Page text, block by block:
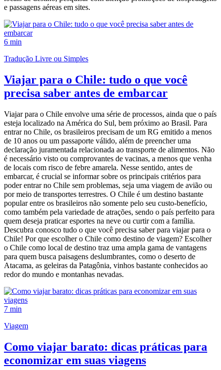
e passagens aéreas em sites.
6 min
Tradução Livre ou Simples
Viajar para o Chile: tudo o que você
precisa saber antes de embarcar
Viajar para o Chile envolve uma série de processos, ainda que o país
esteja localizado na América do Sul, bem próximo ao Brasil. Para
entrar no Chile, os brasileiros precisam de um RG emitido a menos
de 10 anos ou um passaporte válido, além de preencher uma
declaração juramentada relacionada ao transporte de alimentos. Não
é necessário visto ou comprovantes de vacinas, a menos que venha
de locais com risco de febre amarela. Nesse sentido, antes de
embarcar, é crucial se informar sobre os principais critérios para
poder entrar no Chile sem problemas, seja uma viagem de avião ou
por meio de transportes terrestres. O Chile é um destino bastante
popular entre os brasileiros não somente pelo seu custo-benefício,
como também pela variedade de atrações, sendo o país perfeito para
quem deseja praticar esportes na neve ou curtir com a família.
Descubra conosco tudo o que você precisa saber para viajar para o
Chile! Por que escolher o Chile como destino de viagem? Escolher
o Chile como local de destino traz uma ampla gama de vantagens
para quem busca paisagens deslumbrantes, como o deserto de
Atacama, as geleiras da Patagônia, vinhos bastante conhecidos ao
redor do mundo e montanhas nevadas.
7 min
Viagem
Como viajar barato: dicas práticas para
economizar em suas viagens